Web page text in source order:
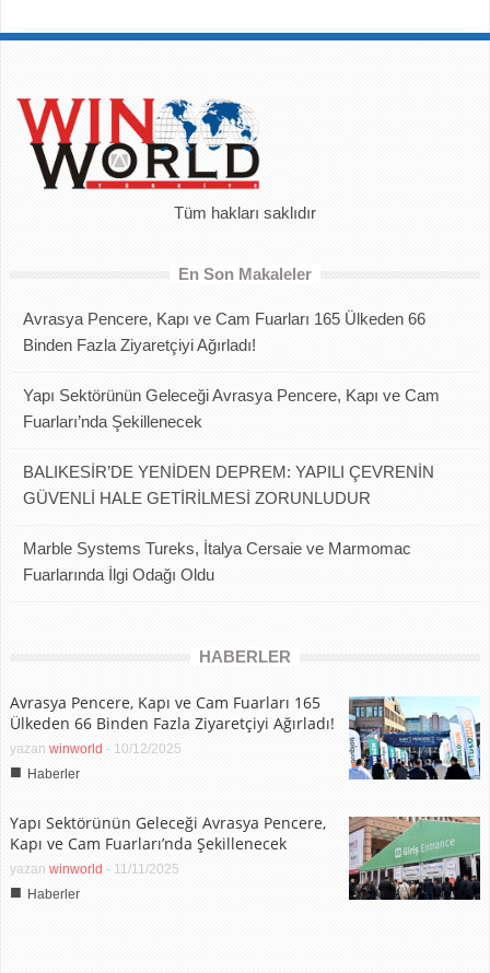
Tüm hakları saklıdır
En Son Makaleler
Avrasya Pencere, Kapı ve Cam Fuarları 165 Ülkeden 66
Binden Fazla Ziyaretçiyi Ağırladı!
Yapı Sektörünün Geleceği Avrasya Pencere, Kapı ve Cam
Fuarları’nda Şekillenecek
BALIKESİR’DE YENİDEN DEPREM: YAPILI ÇEVRENİN
GÜVENLİ HALE GETİRİLMESİ ZORUNLUDUR
Marble Systems Tureks, İtalya Cersaie ve Marmomac
Fuarlarında İlgi Odağı Oldu
HABERLER
Avrasya Pencere, Kapı ve Cam Fuarları 165
Ülkeden 66 Binden Fazla Ziyaretçiyi Ağırladı!
yazan winworld - 10/12/2025
■ Haberler
Yapı Sektörünün Geleceği Avrasya Pencere,
Kapı ve Cam Fuarları’nda Şekillenecek
yazan winworld - 11/11/2025
■ Haberler